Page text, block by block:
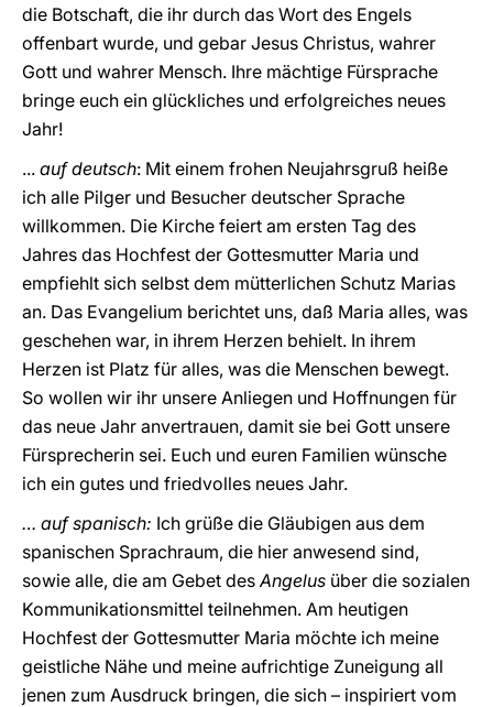
die Botschaft, die ihr durch das Wort des Engels
offenbart wurde, und gebar Jesus Christus, wahrer
Gott und wahrer Mensch. Ihre mächtige Fürsprache
bringe euch ein glückliches und erfolgreiches neues
Jahr!
... auf deutsch: Mit einem frohen Neujahrsgruß heiße
ich alle Pilger und Besucher deutscher Sprache
willkommen. Die Kirche feiert am ersten Tag des
Jahres das Hochfest der Gottesmutter Maria und
empfiehlt sich selbst dem mütterlichen Schutz Marias
an. Das Evangelium berichtet uns, daß Maria alles, was
geschehen war, in ihrem Herzen behielt. In ihrem
Herzen ist Platz für alles, was die Menschen bewegt.
So wollen wir ihr unsere Anliegen und Hoffnungen für
das neue Jahr anvertrauen, damit sie bei Gott unsere
Fürsprecherin sei. Euch und euren Familien wünsche
ich ein gutes und friedvolles neues Jahr.
… auf spanisch: Ich grüße die Gläubigen aus dem
spanischen Sprachraum, die hier anwesend sind,
sowie alle, die am Gebet desAngelus über die sozialen
Kommunikationsmittel teilnehmen. Am heutigen
Hochfest der Gottesmutter Maria möchte ich meine
geistliche Nähe und meine aufrichtige Zuneigung all
jenen zum Ausdruck bringen, die sich – inspiriert vom